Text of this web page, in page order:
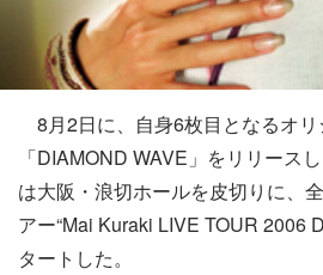
8月2日に、自身6枚目となるオ
「DIAMOND WAVE」をリリース
は大阪・浪切ホールを皮切りに、
アー“Mai Kuraki LIVE TOUR 2006
タートした。